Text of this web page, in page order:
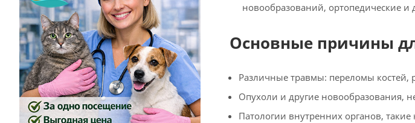
новообразований, ортопедические
Основные причины
Различные травмы: переломы
Опухоли и другие новообразования,
Патологии внутренних органов,